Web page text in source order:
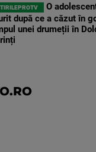
O
după ce a căzut în
unei drumeții în